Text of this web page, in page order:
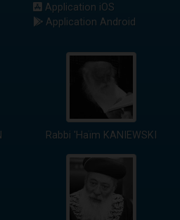
Application iOS
Application Android
Rabbi 'Haïm KANIEWSKI